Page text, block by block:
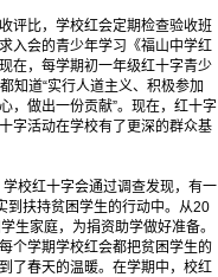
评比，学校红会定期检查验收班
入会的青少年学习《福山中学红
在，每学期初一年级红十字青少
知道“实行人道主义、积极参加
，做出一份贡献”。现在，红十字
字活动在学校有了更深的群众基
校红十字会通过调查发现，有一
到扶持贫困学生的行动中。从20
生家庭，为捐资助学做好准备。
个学期学校红会都把贫困学生的
了春天的温暖。在学期中，校红